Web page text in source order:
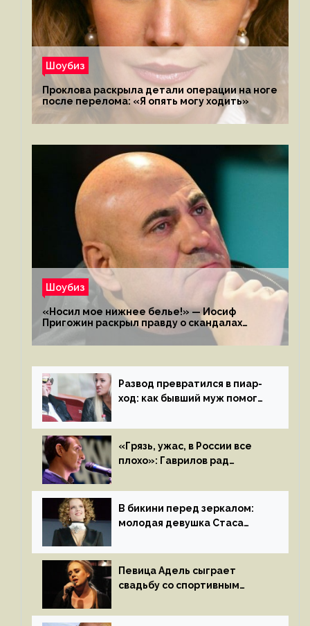
Шоубиз
Проклова раскрыла детали операции на ноге
после перелома: «Я опять могу ходить»
Шоубиз
«Носил мое нижнее белье!» — Иосиф
Пригожин раскрыл правду о скандалах
с мужем своей экс-жены
Развод превратился в пиар-
ход: как бывший муж помог
«Грязь, ужас, в России все
плохо»: Гаврилов рад
иноагентов
В бикини перед зеркалом:
молодая девушка Стаса
на камеру
Певица Адель сыграет
свадьбу со спортивным
летом